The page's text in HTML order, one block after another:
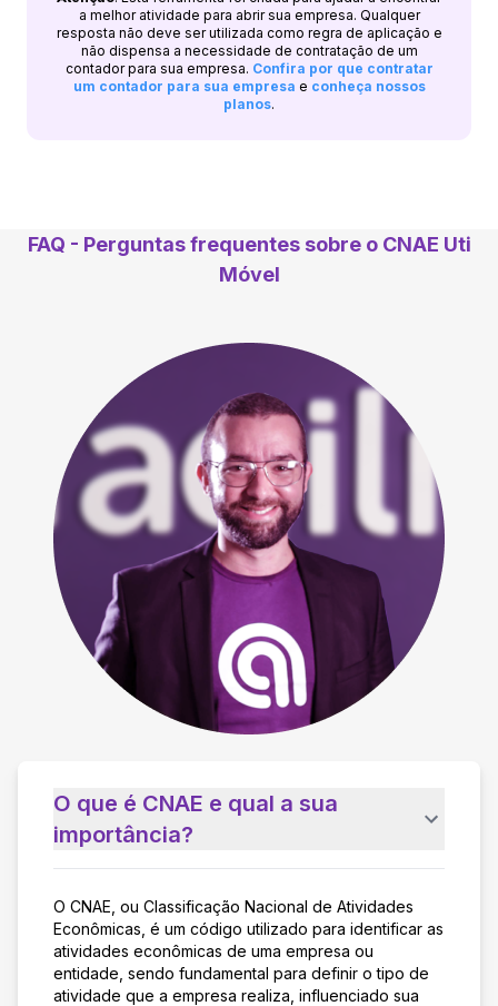
a melhor atividade para abrir sua empresa. Qualquer
resposta não deve ser utilizada como regra de aplicação e
não dispensa a necessidade de contratação de um
contador para sua empresa. Confira por que contratar
um contador para sua empresa e conheça nossos
planos.
FAQ - Perguntas frequentes sobre o CNAE Uti
Móvel
O que é CNAE e qual a sua
importância?
O CNAE, ou Classificação Nacional de Atividades
Econômicas, é um código utilizado para identificar as
atividades econômicas de uma empresa ou
entidade, sendo fundamental para definir o tipo de
atividade que a empresa realiza, influenciado sua